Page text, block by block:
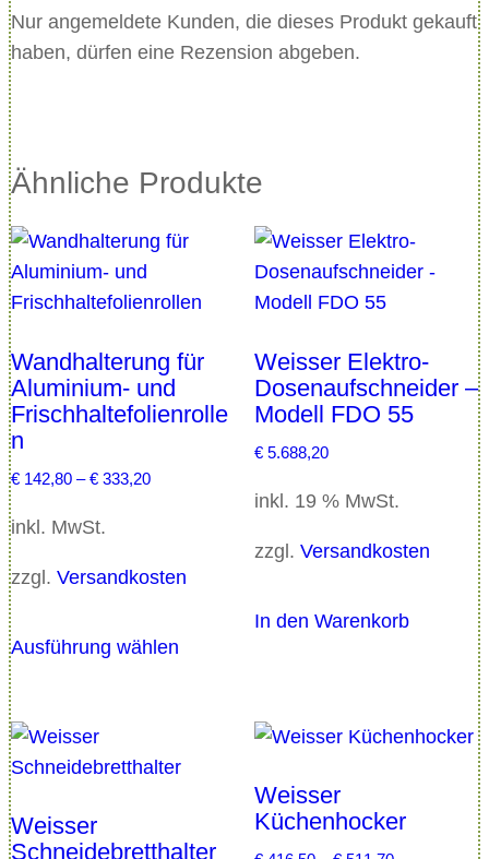
i
e
r
-
R
o
l
l
e
n
M
e
n
g
e
Nur angemeldete Kunden, die dieses Produkt gekauft
haben, dürfen eine Rezension abgeben.
Ähnliche Produkte
Wandhalterung für
Aluminium- und
Frischhaltefolienrolle
n
€ 142,80 –€ 333,20
inkl. MwSt.
zzgl. Versandkosten
Ausführung wählen
Weisser Elektro-
Dosenaufschneider –
Modell FDO 55
€5.688,20
inkl. 19 % MwSt.
zzgl. Versandkosten
In den Warenkorb
Weisser
Schneidebretthalter
Weisser
Küchenhocker